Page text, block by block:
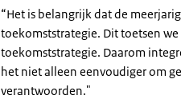
“Het is belangrijk dat de
toekomststrategie. Dit toetsen
toekomststrategie. Daarom
het niet alleen eenvoudiger om
verantwoorden."